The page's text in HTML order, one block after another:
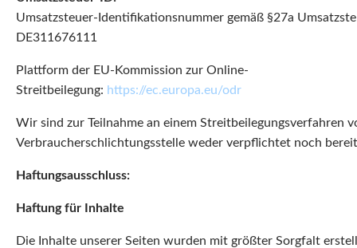
Umsatzsteuer-Identifikationsnummer gemäß §27a
DE311676111
Plattform der EU-Kommission zur Online-
Streitbeilegung: https://ec.europa.eu/odr
Wir sind zur Teilnahme an einem Streitbeilegungsverfahren
Verbraucherschlichtungsstelle weder verpflichtet noch
Haftungsausschluss:
Haftung für Inhalte
Die Inhalte unserer Seiten wurden mit größter Sorgfalt